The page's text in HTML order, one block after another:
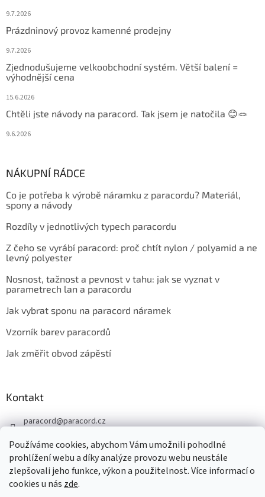
Používáme cookies, abychom Vám umožnili pohodlné
prohlížení webu a díky analýze provozu webu neustále
zlepšovali jeho funkce, výkon a použitelnost. Více informací o
cookies u nás zde.
9.7.2026
Prázdninový provoz kamenné prodejny
9.7.2026
Zjednodušujeme velkoobchodní systém. Větší balení =
výhodnější cena
15.6.2026
Chtěli jste návody na paracord. Tak jsem je natočila 😊🪢
9.6.2026
NÁKUPNÍ RÁDCE
Co je potřeba k výrobě náramku z paracordu? Materiál,
spony a návody
Rozdíly v jednotlivých typech paracordu
Z čeho se vyrábí paracord: proč chtít nylon / polyamid a ne
levný polyester
Nosnost, tažnost a pevnost v tahu: jak se vyznat v
parametrech lan a paracordu
Jak vybrat sponu na paracord náramek
Vzorník barev paracordů
Jak změřit obvod zápěstí
Kontakt
paracord@paracord.cz
+420 603 230 467
Sledujte nás také na facebooku
paracord.cz